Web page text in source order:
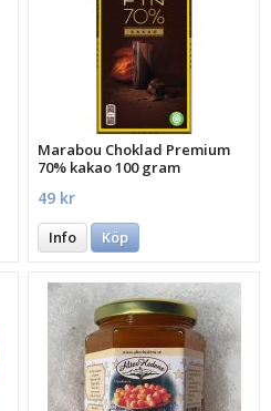
Marabou Choklad Premium
70% kakao 100 gram
49 kr
Info Köp